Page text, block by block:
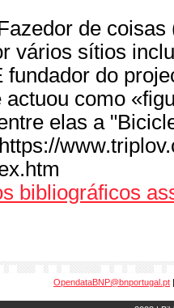
de
vários sítios
fundador do
actuou como
elas a
https://
bibliográficos
OpendataBNP@bnportugal.pt